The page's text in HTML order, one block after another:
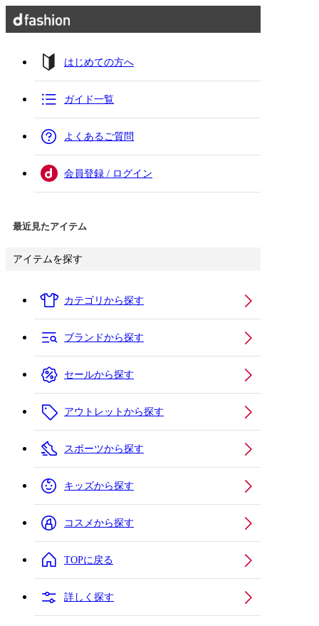
はじめての方へ
ガイド一覧
よくあるご質問
会員登録 / ログイン
最近見たアイテム
アイテムを探す
カテゴリから探す
ブランドから探す
セールから探す
アウトレットから探す
スポーツから探す
キッズから探す
コスメから探す
TOPに戻る
詳しく探す